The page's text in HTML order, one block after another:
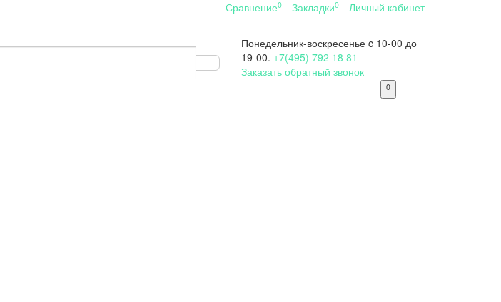
Сравнение0 Закладки0 Личный кабинет
Понедельник-воскресенье c 10-00 до
19-00. +7(495) 792 18 81
Заказать обратный звонок
0